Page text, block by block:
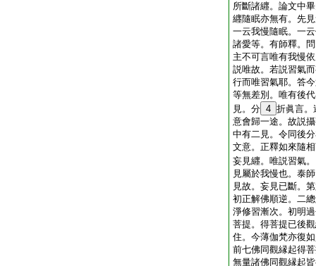
所斷諸纒。論文中
纒隨眠亦無有。先
一云我慢隨眠。一
諸愛等。有師釋。
主不可言唯有我慢
説唯故。若説習氣
行而唯習氣耶。答
等無差別。唯有後
見。分 4 折眞言。
意會歸一途。故説
中有二見。令同後
文意。正釋如來隨
妄見纒。唯説習氣
見屬於我慢也。泰
見故。妄見已斷。
初正解佛順逆。二
淨修習漸次。初明
菩提。得菩提已後
住。今薄伽梵亦復
前七佛同觀縁起得
無量諸佛同觀縁起